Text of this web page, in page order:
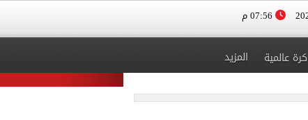
كرة عالمية المزيد